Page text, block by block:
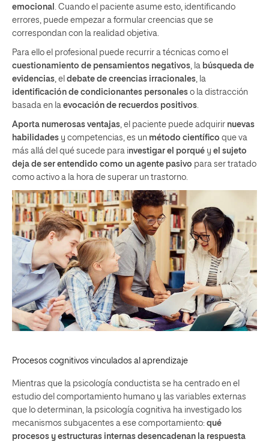
emocional
. Cuando el paciente asume esto, identificando
errores, puede empezar a formular creencias que se
correspondan con la realidad objetiva.
Para ello el profesional puede recurrir a técnicas como el
cuestionamiento de pensamientos negativos , la búsqueda de
evidencias , el debate de creencias irracionales , la
identificación de condicionantes personales o la distracción
basada en la evocación de recuerdos positivos
Aporta numerosas ventajas , el paciente puede adquirir nuevas
habilidades y competencias, es un método científico que va
más allá del qué sucede para investigar el porqué y el sujeto
deja de ser entendido como un agente pasivo para ser tratado
como activo a la hora de superar un trastorno.
Procesos cognitivos vinculados al aprendizaje
Mientras que la psicología conductista se ha centrado en el
estudio del comportamiento humano y las variables externas
que lo determinan, la psicología cognitiva ha investigado los
mecanismos subyacentes a ese comportamiento: qué
procesos y estructuras internas desencadenan la respuesta